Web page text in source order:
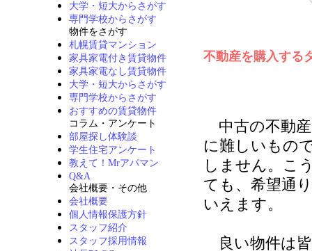
大学・短大からさがす
専門学校からさがす
物件をさがす
札幌賃貸マンション
家具家電付き賃貸物件
家具家電なし賃貸物件
大学・短大からさがす
専門学校からさがす
おすすめの賃貸物件
コラム・アンケート
部屋探し体験談
学生住宅アンケート
教えて！Mrアパマン
Q&A
会社概要・その他
会社概要
個人情報保護方針
スタッフ紹介
スタッフ採用情報
不動産を購入する
中古の不動
に難しいもの
しません。こ
ても、希望通
いえます。
良い物件は